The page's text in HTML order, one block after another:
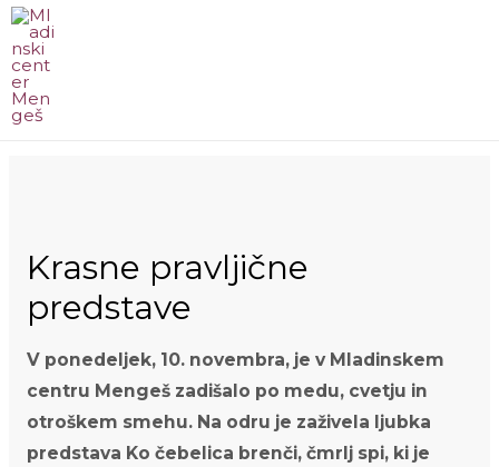
content
Krasne pravljične
predstave
V ponedeljek, 10. novembra, je v Mladinskem
centru Mengeš zadišalo po medu, cvetju in
otroškem smehu. Na odru je zaživela ljubka
predstava Ko čebelica brenči, čmrlj spi, ki je